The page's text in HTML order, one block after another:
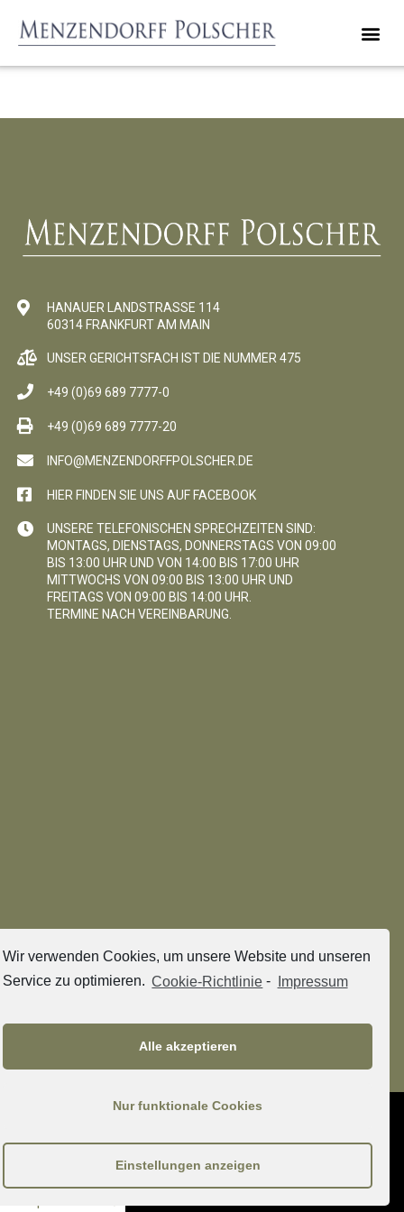
Wir verwenden Cookies, um unsere Website und unseren
Service zu optimieren. Cookie-Richtlinie - Impressum
Alle akzeptieren
Nur funktionale Cookies
Einstellungen anzeigen
HANAUER LANDSTRASSE 114
60314 FRANKFURT AM MAIN
UNSER GERICHTSFACH IST DIE NUMMER 475
+49 (0)69 689 7777-0
+49 (0)69 689 7777-20
INFO@MENZENDORFFPOLSCHER.DE
HIER FINDEN SIE UNS AUF FACEBOOK
UNSERE TELEFONISCHEN SPRECHZEITEN SIND:
MONTAGS, DIENSTAGS, DONNERSTAGS VON 09:00
BIS 13:00 UHR UND VON 14:00 BIS 17:00 UHR
MITTWOCHS VON 09:00 BIS 13:00 UHR UND
FREITAGS VON 09:00 BIS 14:00 UHR.
TERMINE NACH VEREINBARUNG.
© 2021 – MENZENDORFF POLSCHER RECHTSANWÄLTE
IMPRESSUM DATENSCHUTZ COOKIE-RICHTLINIE (EU)